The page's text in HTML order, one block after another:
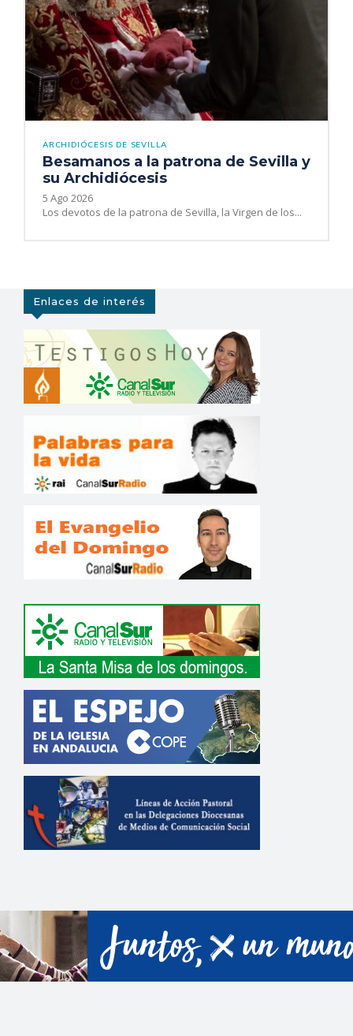
ARCHIDIÓCESIS DE SEVILLA
Besamanos a la patrona de Sevilla y
su Archidiócesis
5 Ago 2026
Los devotos de la patrona de Sevilla, la Virgen de los...
Enlaces de interés